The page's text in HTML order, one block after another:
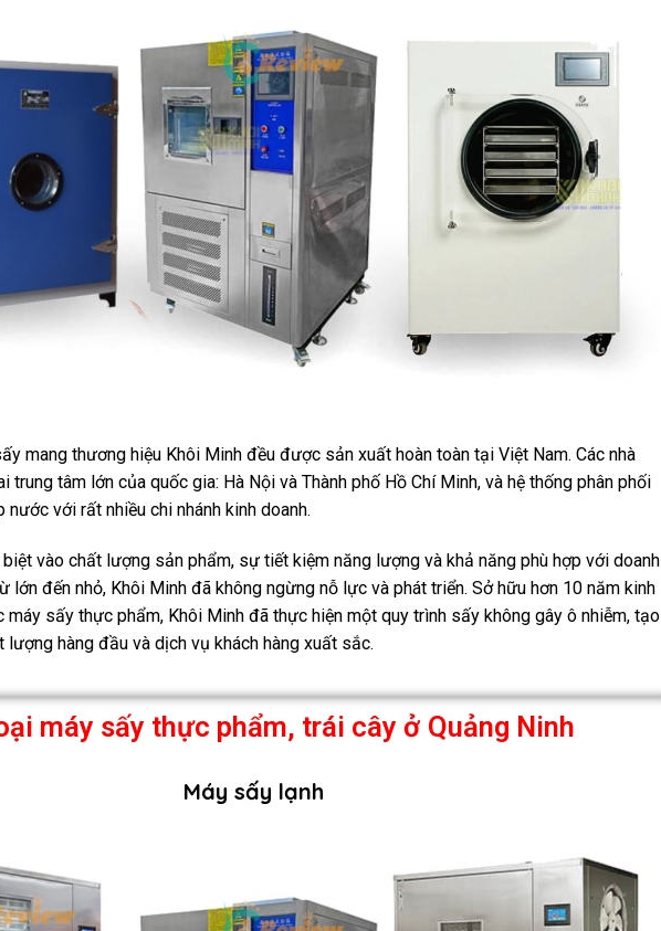
mang thương hiệu Khôi Minh đều được sản xuất hoàn toàn tại Việt Nam. Các nhà
trung tâm lớn của quốc gia: Hà Nội và Thành phố Hồ Chí Minh, và hệ thống phân phối
với rất nhiều chi nhánh kinh doanh.
vào chất lượng sản phẩm, sự tiết kiệm năng lượng và khả năng phù hợp với doanh
lớn đến nhỏ, Khôi Minh đã không ngừng nỗ lực và phát triển. Sở hữu hơn 10 năm kinh
máy sấy thực phẩm, Khôi Minh đã thực hiện một quy trình sấy không gây ô nhiễm, tạo
lượng hàng đầu và dịch vụ khách hàng xuất sắc.
máy sấy thực phẩm, trái cây ở Quảng Ninh
Máy sấy lạnh